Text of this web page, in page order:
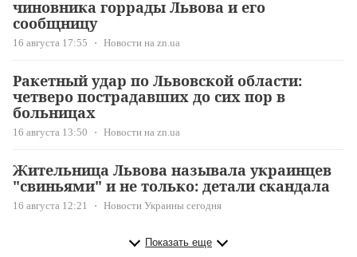
чиновника горрады Львова и его
сообщницу
16 августа 17:55 Новости на zn.ua
Ракетный удар по Львовской области:
четверо пострадавших до сих пор в
больницах
16 августа 13:50 Новости на zn.ua
Жительница Львова называла украинцев
"свиньями" и не только: детали скандала
16 августа 12:21 Новости Украины сегодня
Показать еще